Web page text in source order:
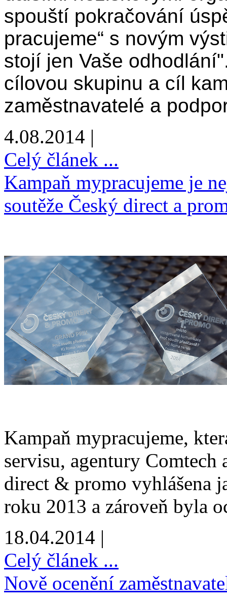
spouští pokračování
pracujeme“ s novým
stojí jen Vaše
cílovou skupinu a cíl
zaměstnavatelé a
4.08.2014 |
Celý článek ...
Kampaň mypracujeme je
soutěže Český direct a
Kampaň mypracujeme,
servisu, agentury
direct & promo vyhlášena
roku 2013 a zároveň byla
18.04.2014 |
Celý článek ...
Nově ocenění